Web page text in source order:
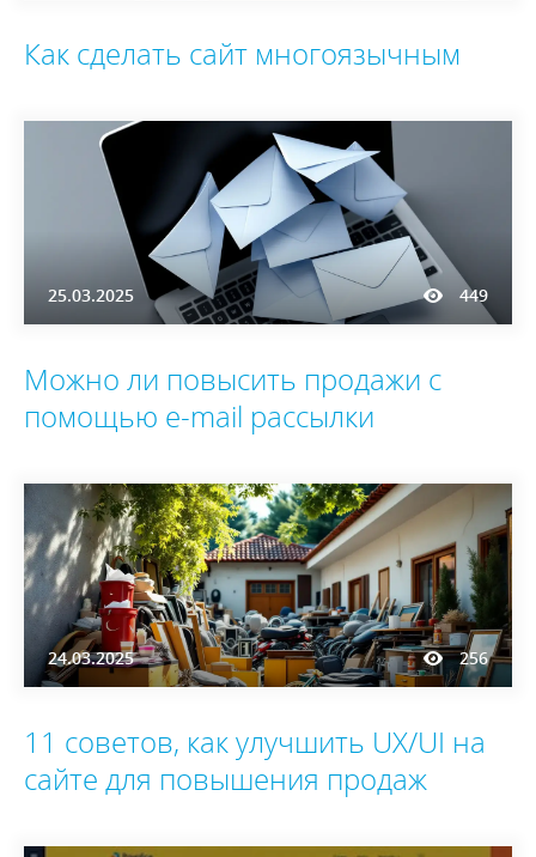
Как сделать сайт многоязычным
25.03.2025 449
Можно ли повысить продажи с
помощью e-mail рассылки
24.03.2025 256
11 советов, как улучшить UX/UI на
сайте для повышения продаж